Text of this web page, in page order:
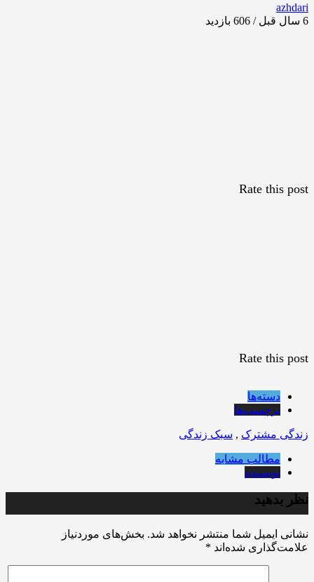
azhdari
6 سال قبل / 606
بازدید
Rate this post
Rate this post
دسته‌ها
برچسب‌ها
زندگی مشترک , سبک زندگی
مطالب مشابه
نویسنده
نظر بدهید
نشانی ایمیل شما منتشر نخواهد شد. بخش‌های موردنیاز
علامت‌گذاری شده‌اند *